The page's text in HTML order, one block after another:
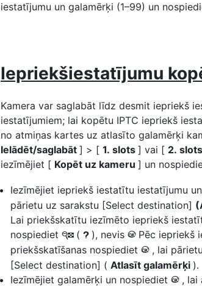
iestatījumu un galamērķi (1–99) un
Iepriekšiestatījumu
Kamera var saglabāt līdz desmit iepriekš
iestatījumiem; lai kopētu IPTC iepriekš
no atmiņas kartes uz atlasīto galamērķi
Ielādēt/saglabāt ] > [ 1. slots ] vai [ 2. slots
iezīmējiet [ Kopēt uz kameru ] un
Iezīmējiet iepriekš iestatītu iestatījumu
pārietu uz sarakstu [Select destination]
Lai priekšskatītu iezīmēto iepriekš
nospiediet W ( Q ), nevis J Pēc iepriekš
priekšskatīšanas nospiediet J , lai
[Select destination] ( Atlasīt galamērķi ).
Iezīmējiet galamērķi un nospiediet J , lai